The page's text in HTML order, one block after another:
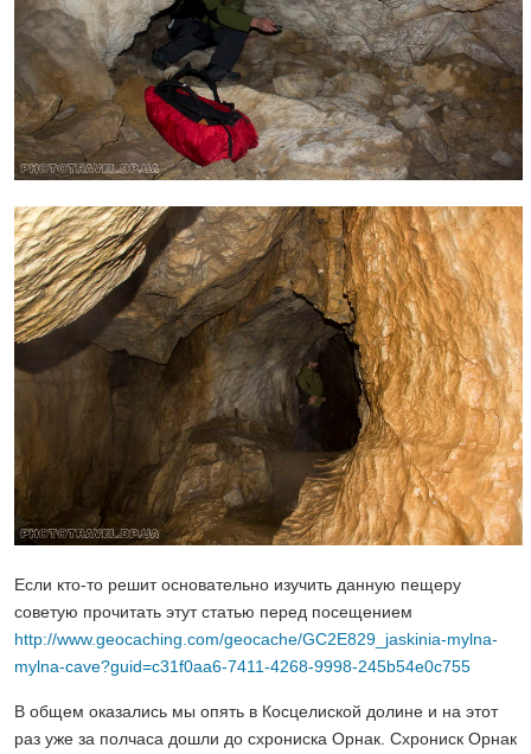
Если кто-то решит основательно изучить данную пещеру
советую прочитать этут статью перед посещением
http://www.geocaching.com/geocache/GC2E829_jaskinia-mylna-
mylna-cave?guid=c31f0aa6-7411-4268-9998-245b54e0c755
В общем оказались мы опять в Косцелиской долине и на этот
раз уже за полчаса дошли до схрониска Орнак. Схрониск Орнак